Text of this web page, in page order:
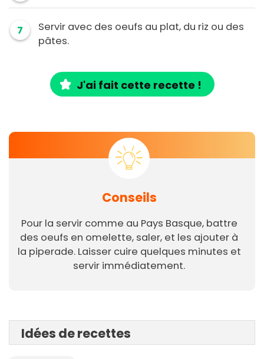
7
Servir avec des oeufs au plat, du riz ou des
pâtes.
J'ai fait cette recette !
Conseils
Pour la servir comme au Pays Basque, battre
des oeufs en omelette, saler, et les ajouter à
la piperade. Laisser cuire quelques minutes et
servir immédiatement.
Idées de recettes